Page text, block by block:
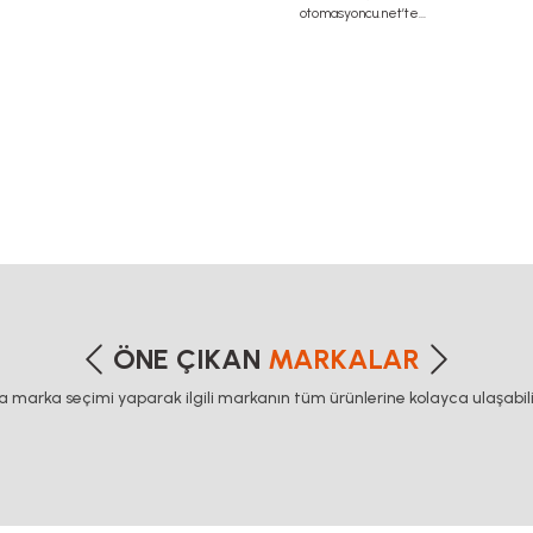
ÖNE ÇIKAN MARKALAR
marka seçimi yaparak ilgili markanın tüm ürünlerine kolayca